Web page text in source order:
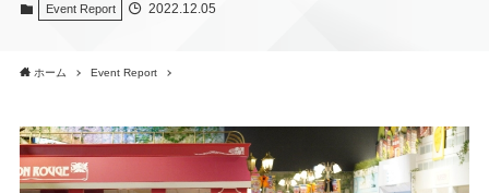
Event Report 2022.12.05
ホーム Event Report